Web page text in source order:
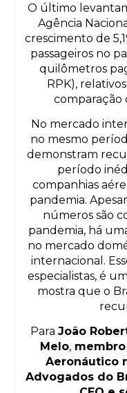
O último
Agência
crescimento de
passageiros no
quilômetros
RPK),
comparação
No mercado
no mesmo
demonstram
período
companhias
pandemia.
números são
pandemia, há
no mercado
internacional.
especialistas, é
mostra que o
Para João
Melo,
Aeronáutico
Advogados do